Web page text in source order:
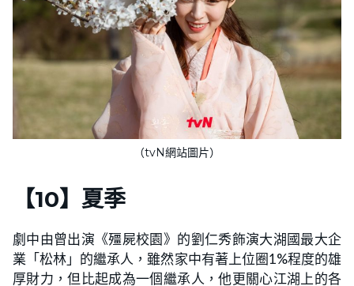
（tvN網站圖片）
【10】 夏季
劇中由曾出演《殭屍校園》的劉仁秀飾演大湖國最大企
業「松林」的繼承人，雖然家中有著上位圈1%程度的雄
厚財力，但比起成為一個繼承人，他更關心江湖上的各